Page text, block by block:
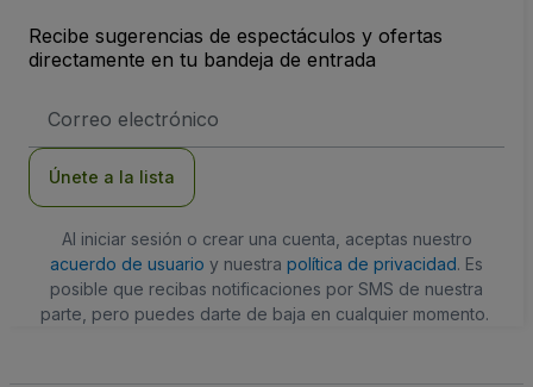
Recibe sugerencias de espectáculos y ofertas
directamente en tu bandeja de entrada
de
Únete a la lista
Al iniciar sesión o crear una cuenta, aceptas nuestro
acuerdo de usuario y nuestra política de privacidad. Es
posible que recibas notificaciones por SMS de nuestra
parte, pero puedes darte de baja en cualquier momento.